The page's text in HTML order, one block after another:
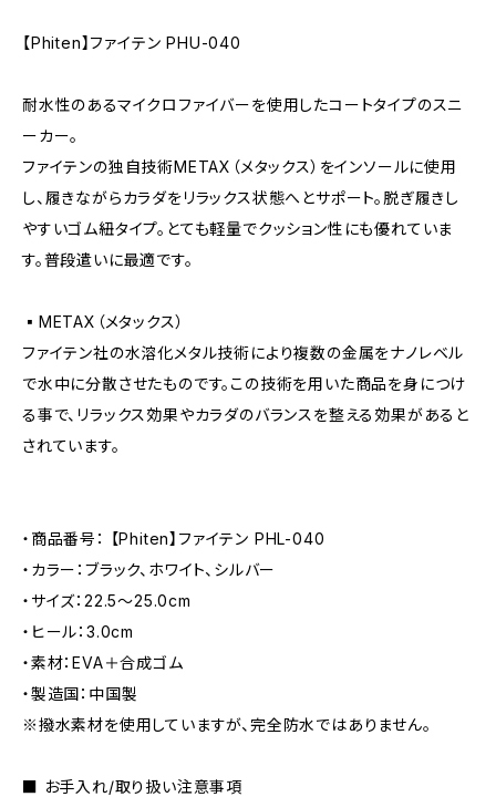
【Phiten】ファイテン PHU-040
耐水性のあるマイクロファイバーを使用したコートタイプのスニ
ーカー。
ファイテンの独自技術METAX（メタックス）をインソールに使用
し、履きながらカラダをリラックス状態へとサポート。脱ぎ履きし
やすいゴム紐タイプ。とても軽量でクッション性にも優れていま
す。普段遣いに最適です。
▪️METAX（メタックス）
ファイテン社の水溶化メタル技術により複数の金属をナノレベル
で水中に分散させたものです。この技術を用いた商品を身につけ
る事で、リラックス効果やカラダのバランスを整える効果があると
されています。
・商品番号： 【Phiten】ファイテン PHL-040
・カラー：ブラック、ホワイト、シルバー
・サイズ：22.5〜25.0cm
・ヒール：3.0cm
・素材：EVA＋合成ゴム
・製造国：中国製
※撥水素材を使用していますが、完全防水ではありません。
■ お手入れ/取り扱い注意事項